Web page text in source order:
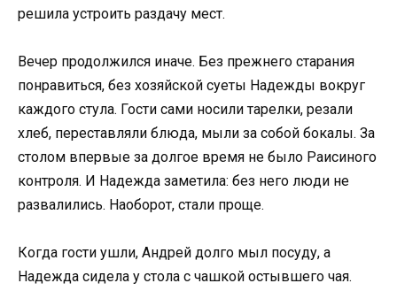
решила устроить раздачу мест.
Вечер продолжился иначе. Без прежнего старания
понравиться, без хозяйской суеты Надежды вокруг
каждого стула. Гости сами носили тарелки, резали
хлеб, переставляли блюда, мыли за собой бокалы. За
столом впервые за долгое время не было Раисиного
контроля. И Надежда заметила: без него люди не
развалились. Наоборот, стали проще.
Когда гости ушли, Андрей долго мыл посуду, а
Надежда сидела у стола с чашкой остывшего чая.